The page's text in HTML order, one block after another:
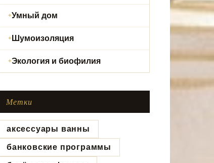
Умный дом
Шумоизоляция
Экология и биофилия
Метки
аксессуары ванны
банковские программы